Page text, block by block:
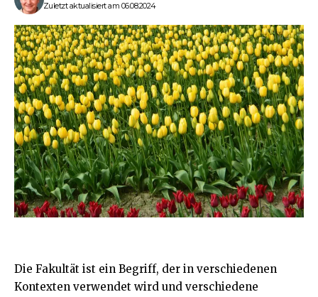
Zuletzt aktualisiert am 06.08.2024
Die Fakultät ist ein Begriff, der in verschiedenen
Kontexten verwendet wird und verschiedene